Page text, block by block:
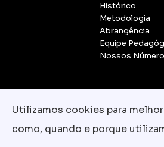
Histórico
Metodologia
Abrangência
Equipe
Nossos
Utilizamos cookies para
como, quando e porque